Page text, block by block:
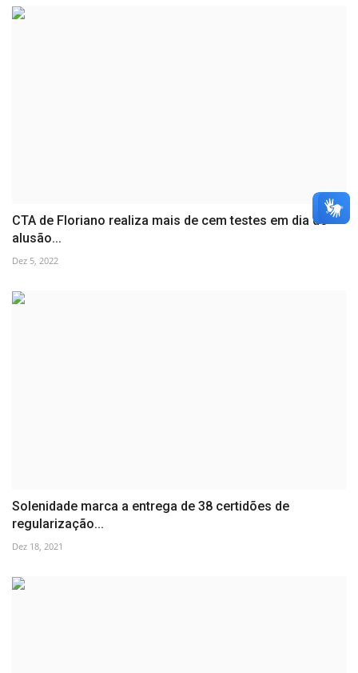
CTA de Floriano realiza mais de cem testes em dia de
alusão...
Dez 5, 2022
Solenidade marca a entrega de 38 certidões de
regularização...
Dez 18, 2021